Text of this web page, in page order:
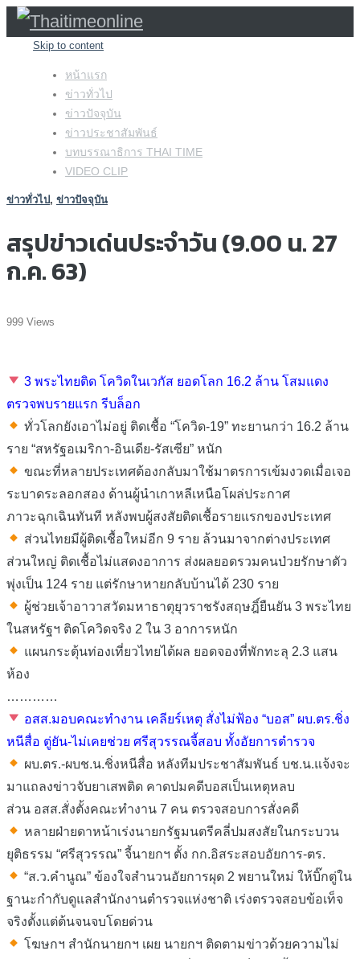
Skip to content
หน้าแรก
ข่าวทั่วไป
ข่าวปัจจุบัน
ข่าวประชาสัมพันธ์
บทบรรณาธิการ THAI TIME
VIDEO CLIP
ข่าวทั่วไป, ข่าวปัจจุบัน
สรุปข่าวเด่นประจำวัน (9.00 น. 27
ก.ค. 63)
999 Views
3 พระไทยติด โควิดในเวกัส ยอดโลก 16.2 ล้าน โสมแดง
ตรวจพบรายแรก รีบล็อก
ทั่วโลกยังเอาไม่อยู่ ติดเชื้อ “โควิด-19” ทะยานกว่า 16.2 ล้าน
ราย “สหรัฐอเมริกา-อินเดีย-รัสเซีย” หนัก
ขณะที่หลายประเทศต้องกลับมาใช้มาตรการเข้มงวดเมื่อเจอ
ระบาดระลอกสอง ด้านผู้นำเกาหลีเหนือโผล่ประกาศ
ภาวะฉุกเฉินทันที หลังพบผู้สงสัยติดเชื้อรายแรกของประเทศ
ส่วนไทยมีผู้ติดเชื้อใหม่อีก 9 ราย ล้วนมาจากต่างประเทศ
ส่วนใหญ่ ติดเชื้อไม่แสดงอาการ ส่งผลยอดรวมคนป่วยรักษาตัว
พุ่งเป็น 124 ราย แต่รักษาหายกลับบ้านได้ 230 ราย
ผู้ช่วยเจ้าอาวาสวัดมหาธาตุยุวราชรังสฤษฎิ์ยืนยัน 3 พระไทย
ในสหรัฐฯ ติดโควิดจริง 2 ใน 3 อาการหนัก
แผนกระตุ้นท่องเที่ยวไทยได้ผล ยอดจองที่พักทะลุ 2.3 แสน
ห้อง
…………
อสส.มอบคณะทํางาน เคลียร์เหตุ สั่งไม่ฟ้อง “บอส” ผบ.ตร.ชิ่ง
หนีสื่อ ตู่ยัน-ไม่เคยช่วย ศรีสุวรรณจี้สอบ ทั้งอัยการตํารวจ
ผบ.ตร.-ผบช.น.ชิ่งหนีสื่อ หลังทีมประชาสัมพันธ์ บช.น.แจ้งจะ
มาแถลงข่าวจับยาเสพติด คาดปมคดีบอสเป็นเหตุหลบ
ส่วน อสส.สั่งตั้งคณะทำงาน 7 คน ตรวจสอบการสั่งคดี
หลายฝ่ายดาหน้าเร่งนายกรัฐมนตรีคลี่ปมสงสัยในกระบวน
ยุติธรรม “ศรีสุวรรณ” จี้นายกฯ ตั้ง กก.อิสระสอบอัยการ-ตร.
“ส.ว.คำนูณ” ข้องใจสำนวนอัยการผุด 2 พยานใหม่ ให้บิ๊กตู่ใน
ฐานะกำกับดูแลสำนักงานตำรวจแห่งชาติ เร่งตรวจสอบข้อเท็จ
จริงตั้งแต่ต้นจนจบโดยด่วน
โฆษกฯ สำนักนายกฯ เผย นายกฯ ติดตามข่าวด้วยความไม่